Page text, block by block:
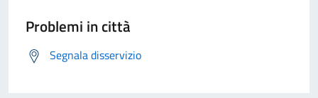
Problemi in città
Segnala disservizio